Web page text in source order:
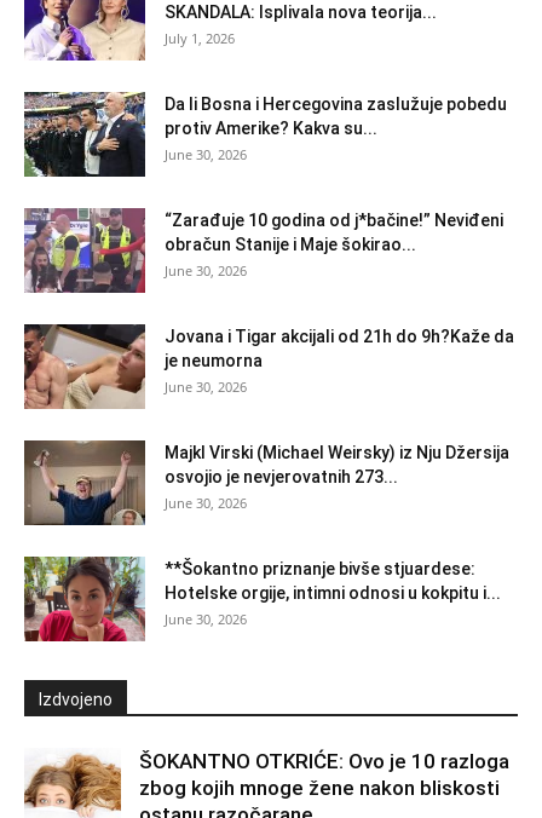
SKANDALA: Isplivala nova teorija...
July 1, 2026
Da li Bosna i Hercegovina zaslužuje pobedu
protiv Amerike? Kakva su...
June 30, 2026
“Zarađuje 10 godina od j*bačine!” Neviđeni
obračun Stanije i Maje šokirao...
June 30, 2026
Jovana i Tigar akcijali od 21h do 9h?Kaže da
je neumorna
June 30, 2026
Majkl Virski (Michael Weirsky) iz Nju Džersija
osvojio je nevjerovatnih 273...
June 30, 2026
**Šokantno priznanje bivše stjuardese:
Hotelske orgije, intimni odnosi u kokpitu i...
June 30, 2026
Izdvojeno
ŠOKANTNO OTKRIĆE: Ovo je 10 razloga
zbog kojih mnoge žene nakon bliskosti